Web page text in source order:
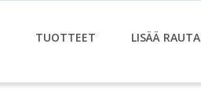
TUOTTEET LISÄÄ